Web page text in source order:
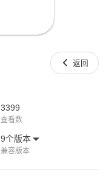
 返回
3399
查看数
9个版本 
兼容版本